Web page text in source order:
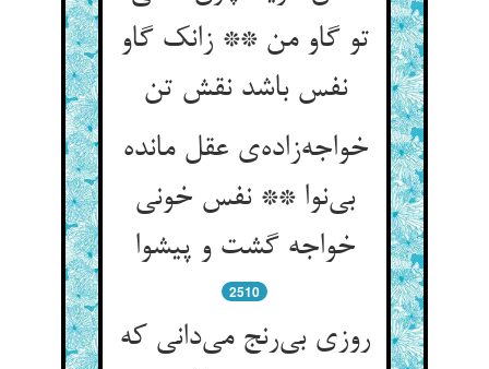
تو گاو من ** زانک گاو
نفس باشد نقش تن
خواجه‌زاده‌ی عقل مانده
بی‌نوا ** نفس خونی
خواجه گشت و پیشوا
2510
روزی بی‌رنج می‌دانی که